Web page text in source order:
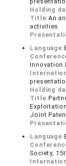
Holding
Title:An
activities
Language:
Innovation
Holding
Title:
Joint
Language:
Society,